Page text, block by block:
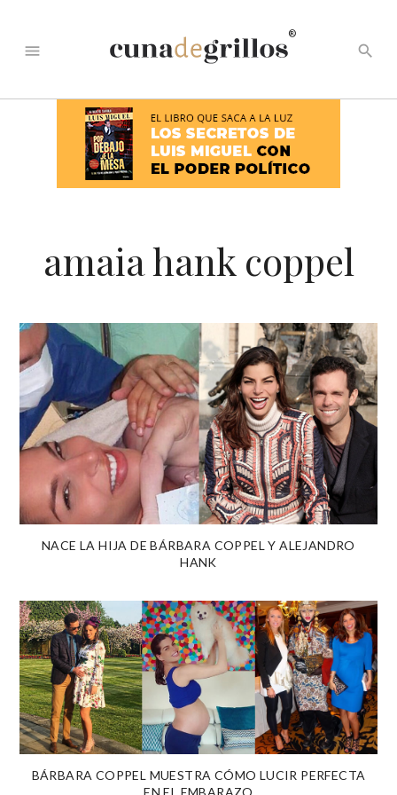
menu
®
search
amaia hank coppel
NACE LA HIJA DE BÁRBARA COPPEL Y ALEJANDRO
HANK
BÁRBARA COPPEL MUESTRA CÓMO LUCIR PERFECTA
EN EL EMBARAZO